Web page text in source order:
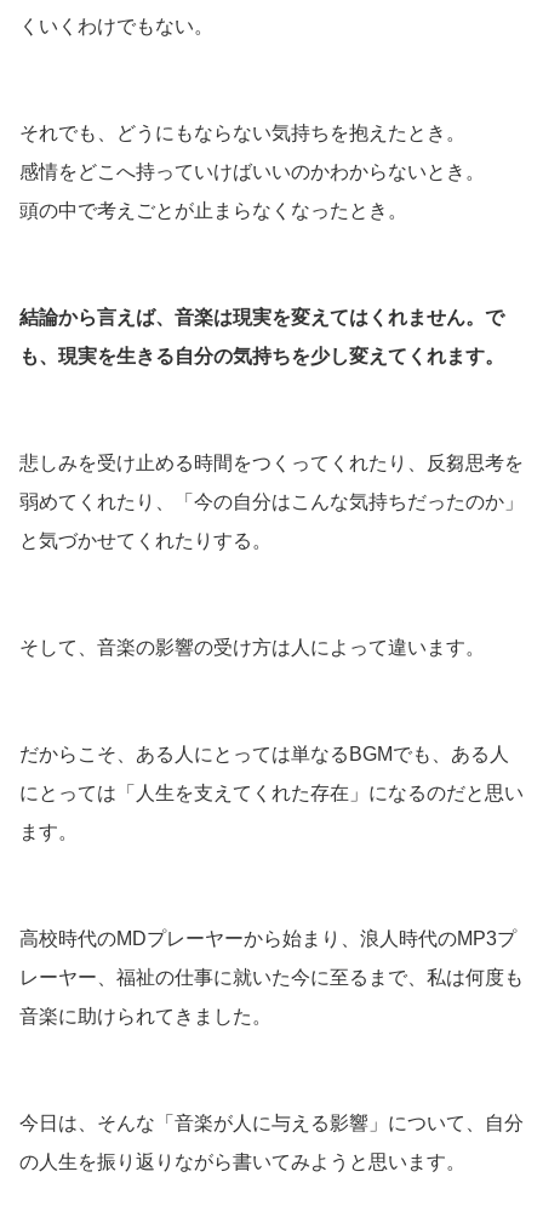
くいくわけでもない。
それでも、どうにもならない気持ちを抱えたとき。
感情をどこへ持っていけばいいのかわからないとき。
頭の中で考えごとが止まらなくなったとき。
結論から言えば、音楽は現実を変えてはくれません。で
も、現実を生きる自分の気持ちを少し変えてくれます。
悲しみを受け止める時間をつくってくれたり、反芻思考を
弱めてくれたり、「今の自分はこんな気持ちだったのか」
と気づかせてくれたりする。
そして、音楽の影響の受け方は人によって違います。
だからこそ、ある人にとっては単なるBGMでも、ある人
にとっては「人生を支えてくれた存在」になるのだと思い
ます。
高校時代のMDプレーヤーから始まり、浪人時代のMP3プ
レーヤー、福祉の仕事に就いた今に至るまで、私は何度も
音楽に助けられてきました。
今日は、そんな「音楽が人に与える影響」について、自分
の人生を振り返りながら書いてみようと思います。